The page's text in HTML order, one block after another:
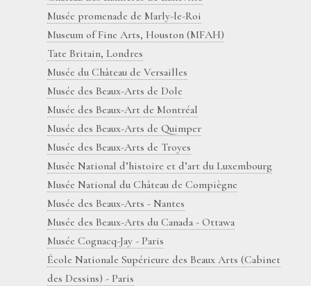
Musée promenade de Marly-le-Roi
Museum of Fine Arts, Houston (MFAH)
Tate Britain, Londres
Musée du Château de Versailles
Musée des Beaux-Arts de Dole
Musée des Beaux-Art de Montréal
Musée des Beaux-Arts de Quimper
Musée des Beaux-Arts de Troyes
Musée National d’histoire et d’art du Luxembourg
Musée National du Château de Compiègne
Musée des Beaux-Arts - Nantes
Musée des Beaux-Arts du Canada - Ottawa
Musée Cognacq-Jay - Paris
École Nationale Supérieure des Beaux Arts (Cabinet
des Dessins) - Paris